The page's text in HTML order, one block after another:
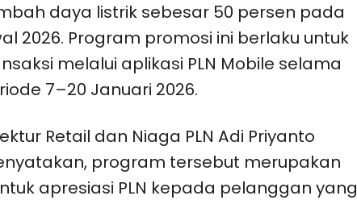
daya listrik sebesar 50 persen pada
2026. Program promosi ini berlaku untuk
melalui aplikasi PLN Mobile selama
7–20 Januari 2026.
Retail dan Niaga PLN Adi Priyanto
program tersebut merupakan
apresiasi PLN kepada pelanggan yang